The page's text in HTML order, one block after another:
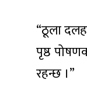
“ठूला
पृष्ठ
रहन्छ ।”